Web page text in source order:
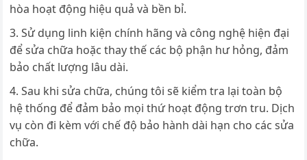
hòa hoạt động hiệu quả và bền bỉ.
Sử dụng linh kiện chính hãng và công nghệ hiện đại
để sửa chữa hoặc thay thế các bộ phận hư hỏng, đảm
bảo chất lượng lâu dài.
Sau khi sửa chữa, chúng tôi sẽ kiểm tra lại toàn bộ
hệ thống để đảm bảo mọi thứ hoạt động trơn tru. Dịch
vụ còn đi kèm với chế độ bảo hành dài hạn cho các sửa
chữa.